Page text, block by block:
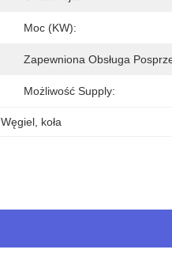
Moc (kW):
Zapewniona Obsługa
Możliwość Supply:
, Węgiel koła